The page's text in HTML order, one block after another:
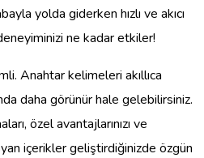
yolda giderken hızlı ve akıcı
ne kadar etkiler!
Anahtar kelimeleri akıllıca
daha görünür hale gelebilirsiniz.
özel avantajlarınızı ve
içerikler geliştirdiğinizde özgün